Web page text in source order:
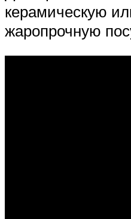
керамическую
жаропрочную